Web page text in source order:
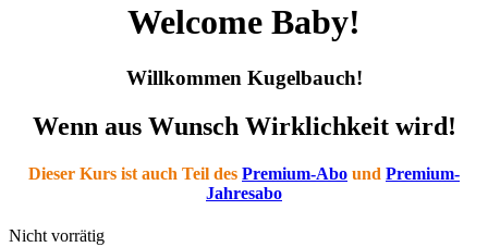
Welcome Baby!
Willkommen Kugelbauch!
Wenn aus Wunsch Wirklichkeit wird!
Dieser Kurs ist auch Teil des Premium-Abo und Premium-
Jahresabo
Nicht vorrätig